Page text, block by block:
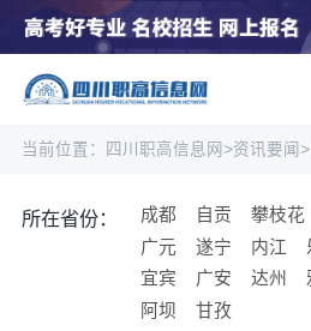
当前位置： 四川职高信息网 >资讯要闻 >
所在省份： 成都 自贡 攀枝花
广元
遂宁 内江
宜宾
广安 达州
阿坝
甘孜